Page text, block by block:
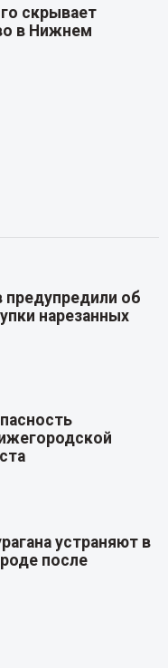
скрывает
в Нижнем
об
нарезанных
устраняют в
после